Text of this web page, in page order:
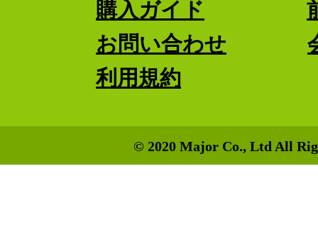
購入ガイド
お問い合わせ
利用規約
© 2020 Major Co., Ltd All